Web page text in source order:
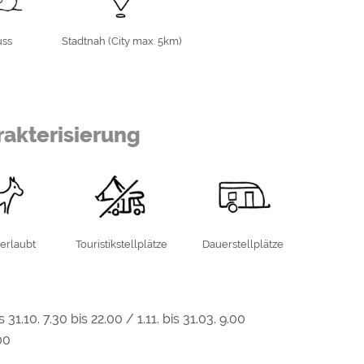
Stadtnah (City max. 5km)
befinden, bieten wir in den
Straßenbahnhaltestelle an. Außerdem
Fahrradweg beginnt direkt am
entfernt.
Touristikstellplätze Dauerstellplätze
31.10. 7.30 bis 22.00 / 1.11. bis 31.03. 9.00